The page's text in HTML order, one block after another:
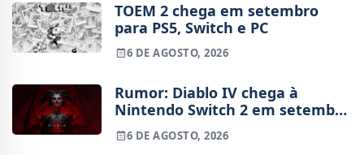
TOEM 2 chega em setembro
para PS5, Switch e PC
6 DE AGOSTO, 2026
Rumor: Diablo IV chega à
Nintendo Switch 2 em setembro
e vai custar o preço de um jogo
novo
6 DE AGOSTO, 2026